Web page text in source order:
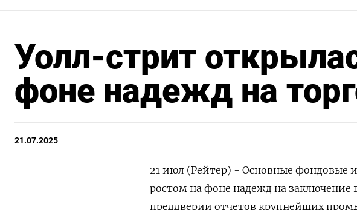
Уолл-стрит
фоне надежд на
21.07.2025
21 июл (Рейтер) - Основные фондовые
ростом на фоне надежд на
преддверии отчетов крупнейших